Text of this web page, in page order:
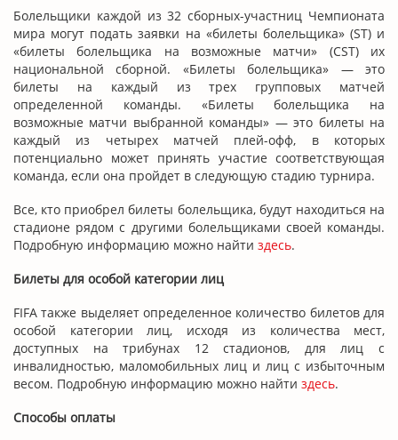
Болельщики каждой из 32 сборных-участниц Чемпионата
мира могут подать заявки на «билеты болельщика» (ST) и
«билеты болельщика на возможные матчи» (CST) их
национальной сборной. «Билеты болельщика» — это
билеты на каждый из трех групповых матчей
определенной команды. «Билеты болельщика на
возможные матчи выбранной команды» — это билеты на
каждый из четырех матчей плей-офф, в которых
потенциально может принять участие соответствующая
команда, если она пройдет в следующую стадию турнира.
Все, кто приобрел билеты болельщика, будут находиться на
стадионе рядом с другими болельщиками своей команды.
Подробную информацию можно найти здесь.
Билеты для особой категории лиц
FIFA также выделяет определенное количество билетов для
особой категории лиц, исходя из количества мест,
доступных на трибунах 12 стадионов, для лиц с
инвалидностью, маломобильных лиц и лиц с избыточным
весом. Подробную информацию можно найти здесь.
Способы оплаты